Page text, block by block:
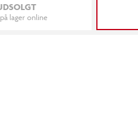
lager online